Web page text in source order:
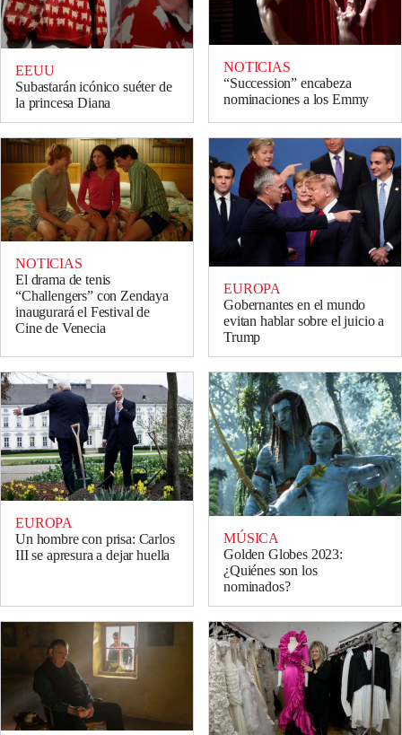
EEUU
Subastarán icónico suéter de
la princesa Diana
NOTICIAS
“Succession” encabeza
nominaciones a los Emmy
NOTICIAS
El drama de tenis
“Challengers” con Zendaya
inaugurará el Festival de
Cine de Venecia
EUROPA
Gobernantes en el mundo
evitan hablar sobre el juicio a
Trump
EUROPA
Un hombre con prisa: Carlos
III se apresura a dejar huella
MÚSICA
Golden Globes 2023:
¿Quiénes son los
nominados?